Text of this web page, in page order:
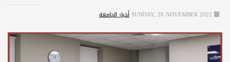
SUNDAY, 20 NOVEMBER 2022 أخبار الجامعة